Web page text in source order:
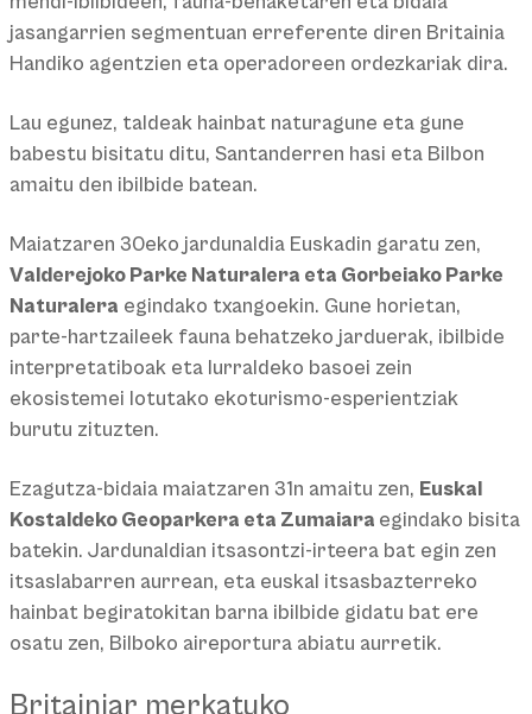
jasangarrien segmentuan erreferente diren Britainia
Handiko agentzien eta operadoreen ordezkariak dira.
Lau egunez, taldeak hainbat naturagune eta gune
babestu bisitatu ditu, Santanderren hasi eta Bilbon
amaitu den ibilbide batean.
Maiatzaren 30eko jardunaldia Euskadin garatu zen,
Valderejoko Parke Naturalera eta Gorbeiako Parke
Naturalera egindako txangoekin. Gune horietan,
parte-hartzaileek fauna behatzeko jarduerak, ibilbide
interpretatiboak eta lurraldeko basoei zein
ekosistemei lotutako ekoturismo-esperientziak
burutu zituzten.
Ezagutza-bidaia maiatzaren 31n amaitu zen, Euskal
Kostaldeko Geoparkera eta Zumaiara egindako bisita
batekin. Jardunaldian itsasontzi-irteera bat egin zen
itsaslabarren aurrean, eta euskal itsasbazterreko
hainbat begiratokitan barna ibilbide gidatu bat ere
osatu zen, Bilboko aireportura abiatu aurretik.
Britainiar merkatuko